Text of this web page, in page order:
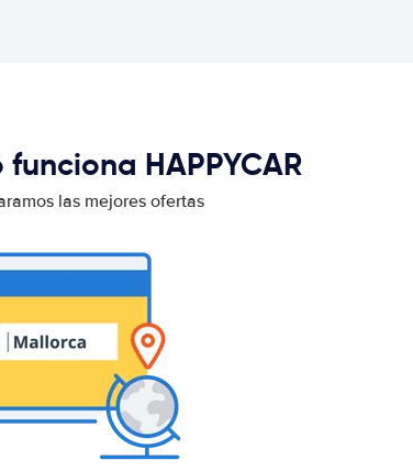
HAPPYCAR
las mejores ofertas